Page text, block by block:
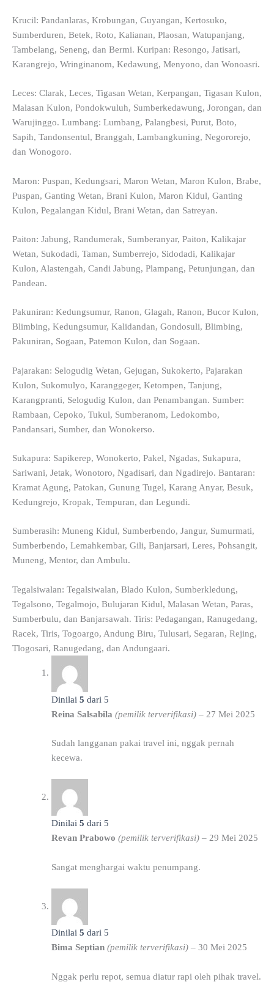
Krucil: Pandanlaras, Krobungan, Guyangan, Kertosuko,
Sumberduren, Betek, Roto, Kalianan, Plaosan, Watupanjang,
Tambelang, Seneng, dan Bermi. Kuripan: Resongo, Jatisari,
Karangrejo, Wringinanom, Kedawung, Menyono, dan Wonoasri.
Leces: Clarak, Leces, Tigasan Wetan, Kerpangan, Tigasan Kulon,
Malasan Kulon, Pondokwuluh, Sumberkedawung, Jorongan, dan
Warujinggo. Lumbang: Lumbang, Palangbesi, Purut, Boto,
Sapih, Tandonsentul, Branggah, Lambangkuning, Negororejo,
dan Wonogoro.
Maron: Puspan, Kedungsari, Maron Wetan, Maron Kulon, Brabe,
Puspan, Ganting Wetan, Brani Kulon, Maron Kidul, Ganting
Kulon, Pegalangan Kidul, Brani Wetan, dan Satreyan.
Paiton: Jabung, Randumerak, Sumberanyar, Paiton, Kalikajar
Wetan, Sukodadi, Taman, Sumberrejo, Sidodadi, Kalikajar
Kulon, Alastengah, Candi Jabung, Plampang, Petunjungan, dan
Pandean.
Pakuniran: Kedungsumur, Ranon, Glagah, Ranon, Bucor Kulon,
Blimbing, Kedungsumur, Kalidandan, Gondosuli, Blimbing,
Pakuniran, Sogaan, Patemon Kulon, dan Sogaan.
Pajarakan: Selogudig Wetan, Gejugan, Sukokerto, Pajarakan
Kulon, Sukomulyo, Karanggeger, Ketompen, Tanjung,
Karangpranti, Selogudig Kulon, dan Penambangan. Sumber:
Rambaan, Cepoko, Tukul, Sumberanom, Ledokombo,
Pandansari, Sumber, dan Wonokerso.
Sukapura: Sapikerep, Wonokerto, Pakel, Ngadas, Sukapura,
Sariwani, Jetak, Wonotoro, Ngadisari, dan Ngadirejo. Bantaran:
Kramat Agung, Patokan, Gunung Tugel, Karang Anyar, Besuk,
Kedungrejo, Kropak, Tempuran, dan Legundi.
Sumberasih: Muneng Kidul, Sumberbendo, Jangur, Sumurmati,
Sumberbendo, Lemahkembar, Gili, Banjarsari, Leres, Pohsangit,
Muneng, Mentor, dan Ambulu.
Tegalsiwalan: Tegalsiwalan, Blado Kulon, Sumberkledung,
Tegalsono, Tegalmojo, Bulujaran Kidul, Malasan Wetan, Paras,
Sumberbulu, dan Banjarsawah. Tiris: Pedagangan, Ranugedang,
Racek, Tiris, Togoargo, Andung Biru, Tulusari, Segaran, Rejing,
Tlogosari, Ranugedang, dan Andungaari.
Dinilai 5 dari 5
Reina Salsabila (pemilik terverifikasi) – 27 Mei 2025
Sudah langganan pakai travel ini, nggak pernah
kecewa.
Dinilai 5 dari 5
Revan Prabowo (pemilik terverifikasi) – 29 Mei 2025
Sangat menghargai waktu penumpang.
Dinilai 5 dari 5
Bima Septian (pemilik terverifikasi) – 30 Mei 2025
Nggak perlu repot, semua diatur rapi oleh pihak travel.